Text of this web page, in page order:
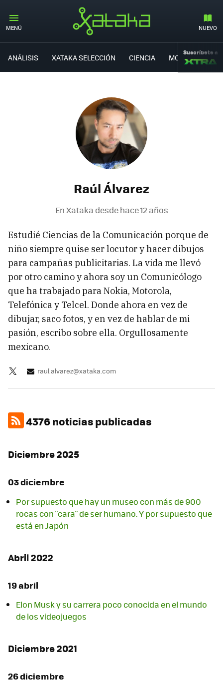
MENÚ NUEVO
ANÁLISIS XATAKA SELECCIÓN CIENCIA MOVILIDAD
Suscríbete a
Raúl Álvarez
En Xataka desdehace 12 años
Estudié Ciencias de la Comunicación porque de
niño siempre quise ser locutor y hacer dibujos
para campañas publicitarias. La vida me llevó
por otro camino y ahora soy un Comunicólogo
que ha trabajado para Nokia, Motorola,
Telefónica y Telcel. Donde ahora en vez de
dibujar, saco fotos, y en vez de hablar de mi
pasión, escribo sobre ella. Orgullosamente
mexicano.
raul.alvarez@xataka.com
4376 noticias publicadas
Diciembre 2025
03 diciembre
Por supuesto que hay un museo con más de 900
rocas con "cara" de ser humano. Y por supuesto que
está en Japón
Abril 2022
19 abril
Elon Musk y su carrera poco conocida en el mundo
de los videojuegos
Diciembre 2021
26 diciembre